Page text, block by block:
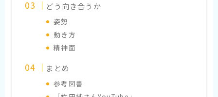
どう向き合うか
姿勢
動き方
精神面
まとめ
参考図書